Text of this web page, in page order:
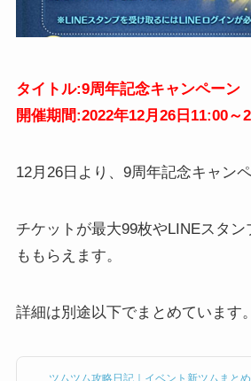
タイトル:9周年記念キャンペーン
開催期間:2022年12月26日11:00～
12月26日より、9周年記念キャン
チケットが最大99枚やLINEスタ
ももらえます。
詳細は別途以下でまとめています。